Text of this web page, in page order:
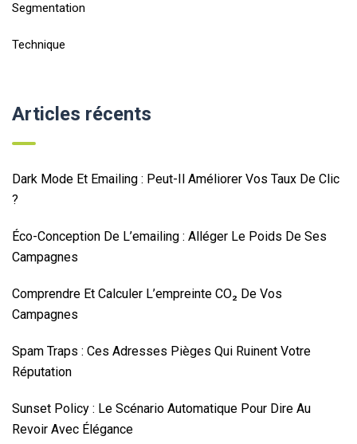
Segmentation
Technique
Articles récents
Dark Mode Et Emailing : Peut-Il Améliorer Vos Taux De Clic
?
Éco-Conception De L’emailing : Alléger Le Poids De Ses
Campagnes
Comprendre Et Calculer L’empreinte CO₂ De Vos
Campagnes
Spam Traps : Ces Adresses Pièges Qui Ruinent Votre
Réputation
Sunset Policy : Le Scénario Automatique Pour Dire Au
Revoir Avec Élégance